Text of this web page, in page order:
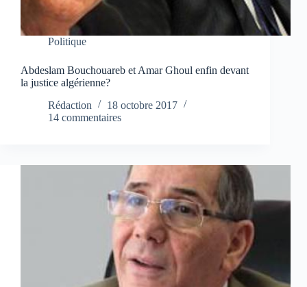
Politique
Abdeslam Bouchouareb et Amar Ghoul enfin devant
la justice algérienne?
Rédaction
18 octobre 2017
14 commentaires